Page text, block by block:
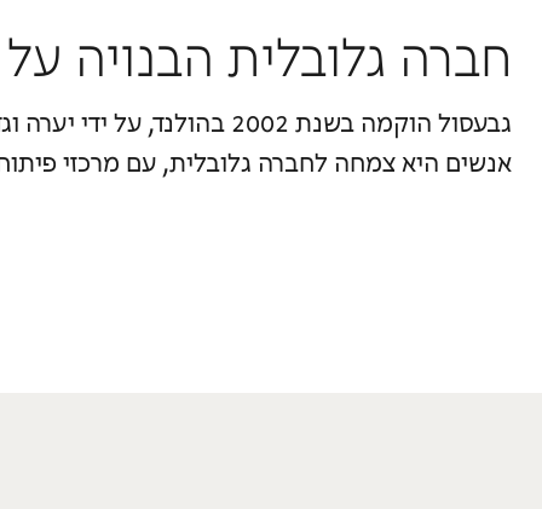
חברה גלובלית הבנויה
גבעסול הוקמה בשנת 2002
אנשים היא צמחה לחברה גלובלית, עם מרכזי